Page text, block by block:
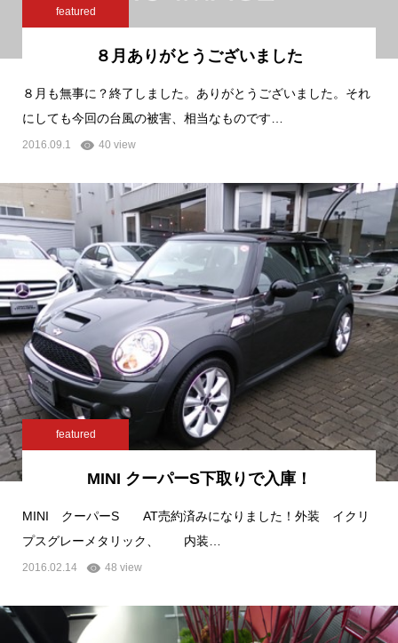
featured
８月ありがとうございました
８月も無事に？終了しました。ありがとうございました。それ
にしても今回の台風の被害、相当なものです…
2016.09.1 40 view
featured
MINI クーパーS下取りで入庫！
MINI クーパーS AT売約済みになりました！外装 イクリ
プスグレーメタリック、 内装…
2016.02.14 48 view